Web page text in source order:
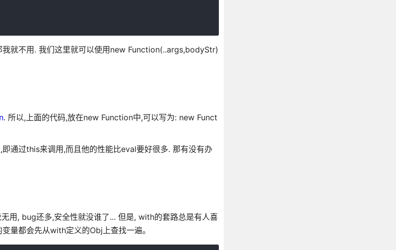
就不用. 我们这里就可以使用new Function(..args,bodyStr)
. 所以,上面的代码,放在new Function中,可以写为: new Funct
通过this来调用,而且他的性能比eval要好很多. 那有没有办
用, bug还多,安全性就没谁了... 但是, with的套路总是有人喜
量都会先从with定义的Obj上查找一遍。